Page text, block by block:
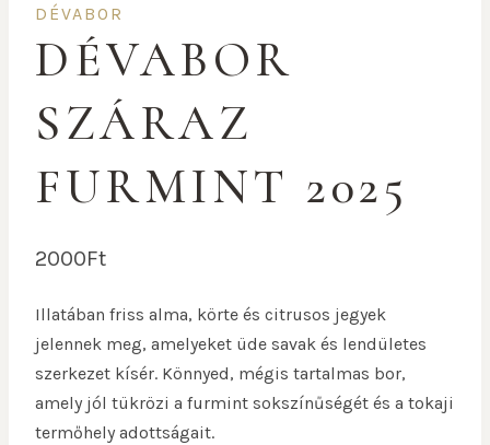
DÉVABOR
DÉVABOR
SZÁRAZ
FURMINT 2025
2000Ft
Illatában friss alma, körte és citrusos jegyek
jelennek meg, amelyeket üde savak és lendületes
szerkezet kísér. Könnyed, mégis tartalmas bor,
amely jól tükrözi a furmint sokszínűségét és a tokaji
termőhely adottságait.